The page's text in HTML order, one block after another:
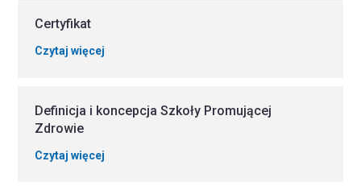
Certyfikat
Czytaj więcej
Definicja i koncepcja Szkoły Promującej
Zdrowie
Czytaj więcej